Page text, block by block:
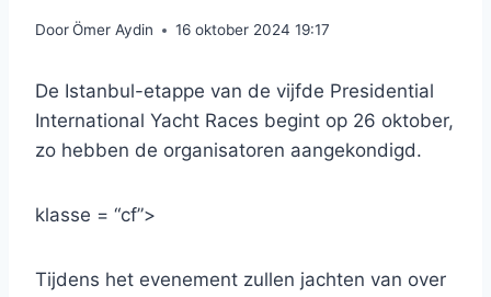
DoorÖmer Aydin 16 oktober 2024 19:17
De Istanbul-etappe van de vijfde Presidential
International Yacht Races begint op 26 oktober,
zo hebben de organisatoren aangekondigd.
klasse = “cf”>
Tijdens het evenement zullen jachten van over